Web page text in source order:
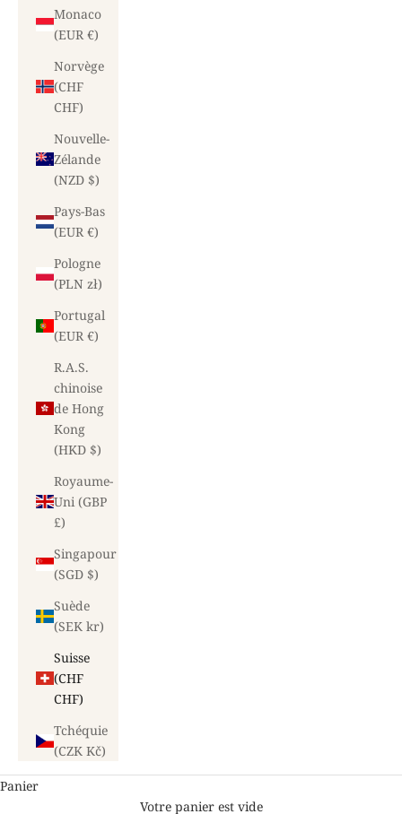
Monaco
(EUR €)
Norvège
(CHF
CHF)
Nouvelle-
Zélande
(NZD $)
Pays-Bas
(EUR €)
Pologne
(PLN zł)
Portugal
(EUR €)
R.A.S.
chinoise
de Hong
Kong
(HKD $)
Royaume-
Uni (GBP
£)
Singapour
(SGD $)
Suède
(SEK kr)
Suisse
(CHF
CHF)
Tchéquie
(CZK Kč)
Panier
Votre panier est vide